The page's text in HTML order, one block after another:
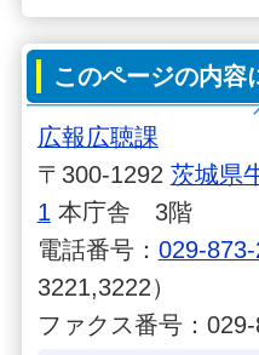
このページの内容
広報広聴課
〒300-1292 茨城県
1 本庁舎 3階
電話番号： 029-
3221,3222）
ファクス番号：